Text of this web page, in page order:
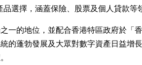
選擇，涵蓋保險、股票及個人貸款等
一的地位，並配合香港特區政府於「
的蓬勃發展及大眾對數字資產日益